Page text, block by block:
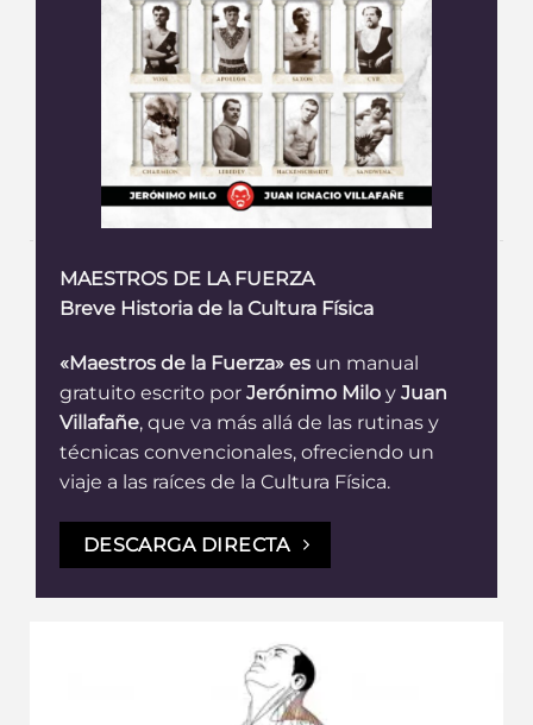
MAESTROS DE LA FUERZA
Breve Historia de la Cultura Física
«Maestros de la Fuerza» es un manual
gratuito escrito por Jerónimo Milo y Juan
Villafañe, que va más allá de las rutinas y
técnicas convencionales, ofreciendo un
viaje a las raíces de la Cultura Física.
DESCARGA DIRECTA